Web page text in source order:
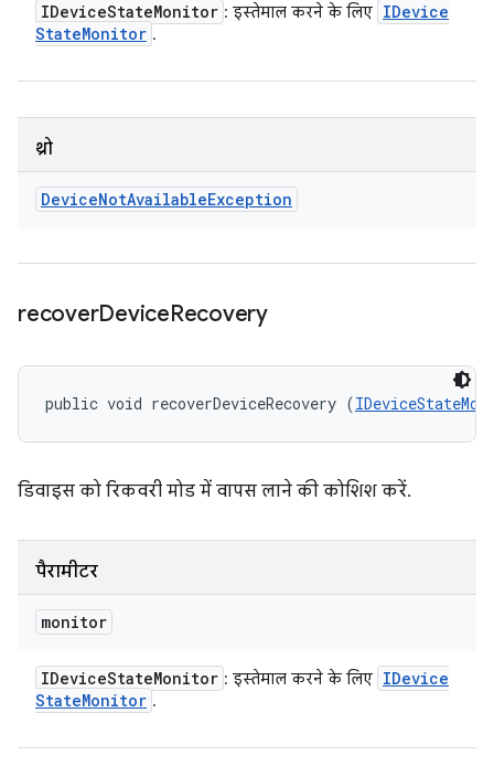
IDeviceStateMonitor : इस्तेमाल करने के लिए IDevice
StateMonitor .
थ्रो
DeviceNotAvailableException
recoverDeviceRecovery
public void recoverDeviceRecovery (
डिवाइस को रिकवरी मोड में वापस लाने की कोशिश करें.
पैरामीटर
monitor
IDeviceStateMonitor : इस्तेमाल करने के लिए IDevice
StateMonitor .